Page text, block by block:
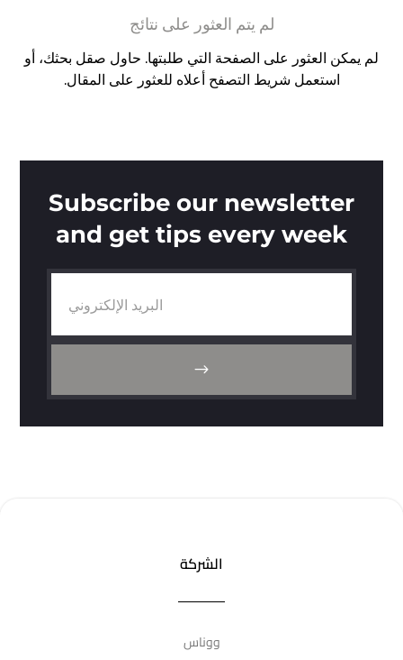
لم يتم العثور على نتائج
لم يمكن العثور على الصفحة التي طلبتها. حاول صقل بحثك، أو
استعمل شريط التصفح أعلاه للعثور على المقال.
Subscribe our newsletter
and get tips every week
البريد الإلكتروني
$
الشركة
ووناس